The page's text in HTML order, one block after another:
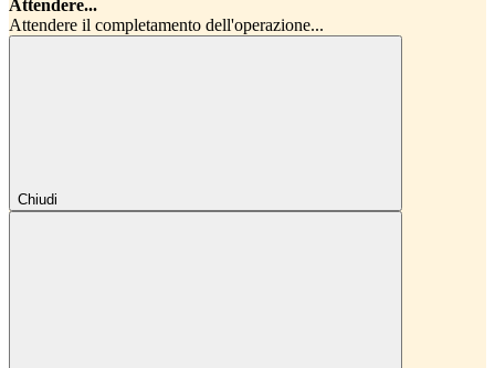
Attendere...
Attendere il completamento dell'operazione...
Chiudi